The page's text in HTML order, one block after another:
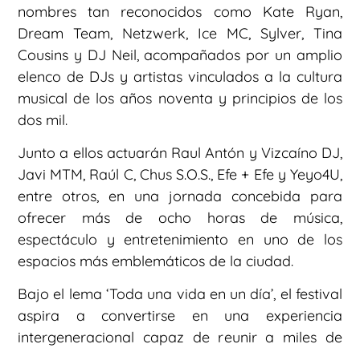
nombres tan reconocidos como Kate Ryan,
Dream Team, Netzwerk, Ice MC, Sylver, Tina
Cousins y DJ Neil, acompañados por un amplio
elenco de DJs y artistas vinculados a la cultura
musical de los años noventa y principios de los
dos mil.
Junto a ellos actuarán Raul Antón y Vizcaíno DJ,
Javi MTM, Raúl C, Chus S.O.S., Efe + Efe y Yeyo4U,
entre otros, en una jornada concebida para
ofrecer más de ocho horas de música,
espectáculo y entretenimiento en uno de los
espacios más emblemáticos de la ciudad.
Bajo el lema ‘Toda una vida en un día’, el festival
aspira a convertirse en una experiencia
intergeneracional capaz de reunir a miles de